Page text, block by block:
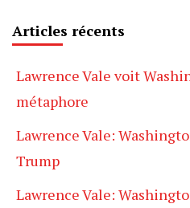
Articles récents
Lawrence Vale voit
métaphore
Lawrence Vale:
Trump
Lawrence Vale: